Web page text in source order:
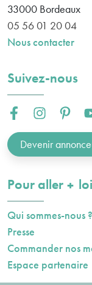
33000 Bordeaux
05 56 01 20 04
Nous contacter
Suivez-nous
Facebook :Instagram :
Devenir
Pour aller plus
Qui sommes-nous ?
Presse
Commander nos
Espace partenaire